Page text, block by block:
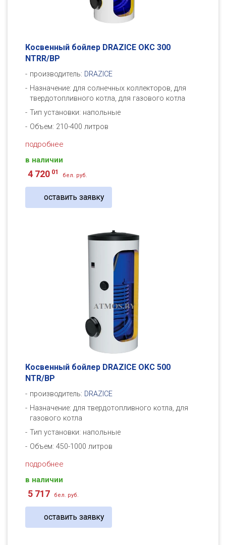
Косвенный бойлер DRAZICE OKC 300
NTRR/BP
производитель: DRAZICE
Назначение: для солнечных коллекторов, для
твердотопливного котла, для газового котла
Тип установки: напольные
Объем: 210-400 литров
подробнее
в наличии
4 720 01 бел. руб.
оставить заявку
Косвенный бойлер DRAZICE OKC 500
NTR/BP
производитель: DRAZICE
Назначение: для твердотопливного котла, для
газового котла
Тип установки: напольные
Объем: 450-1000 литров
подробнее
в наличии
5 717 бел. руб.
оставить заявку